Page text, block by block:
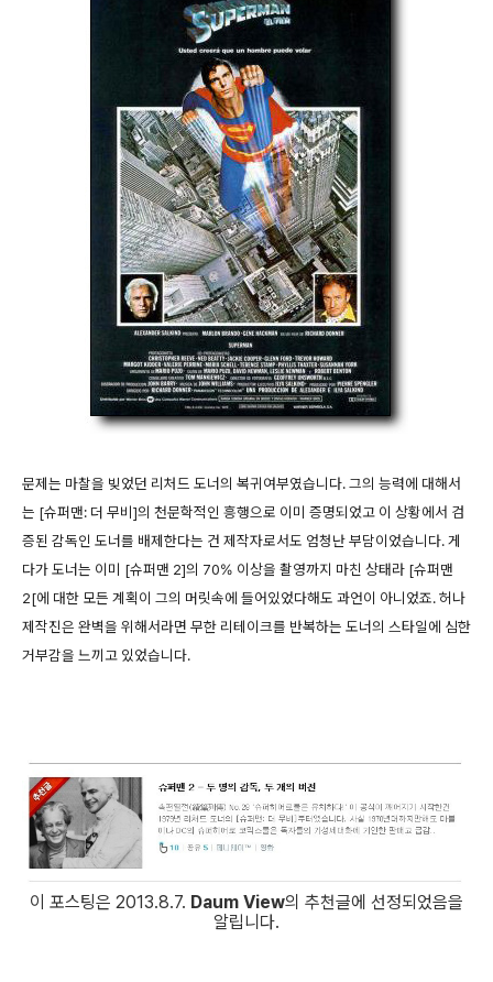
문제는 마찰을 빚었던 리처드 도너의 복귀여부였습니다. 그의 능력에 대해서
는 [슈퍼맨: 더 무비]의 천문학적인 흥행으로 이미 증명되었고 이 상황에서 검
증된 감독인 도너를 배제한다는 건 제작자로서도 엄청난 부담이었습니다. 게
다가 도너는 이미 [슈퍼맨 2]의 70% 이상을 촬영까지 마친 상태라 [슈퍼맨
2[에 대한 모든 계획이 그의 머릿속에 들어있었다해도 과언이 아니었죠. 허나
제작진은 완벽을 위해서라면 무한 리테이크를 반복하는 도너의 스타일에 심한
거부감을 느끼고 있었습니다.
이 포스팅은 2013.8.7. Daum View의 추천글에 선정되었음을
알립니다.